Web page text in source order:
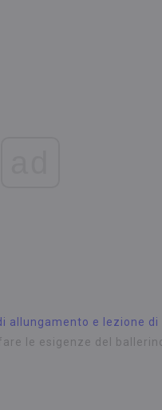
allungamento e lezione
le esigenze del